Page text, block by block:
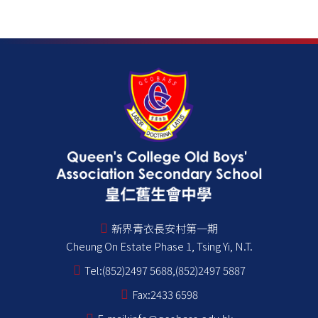
新界青衣長安村第一期
Cheung On Estate Phase 1, Tsing Yi, N.T.
Tel:(852)2497 5688,(852)2497 5887
Fax:2433 6598